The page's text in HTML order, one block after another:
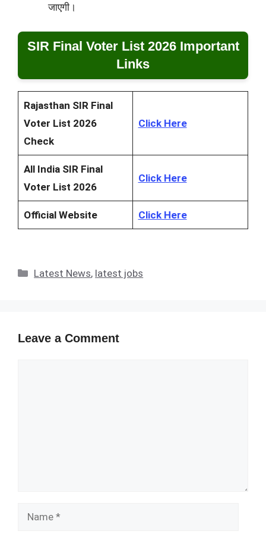
जाएगी।
SIR Final Voter List 2026 Important
Links
Rajasthan SIR Final
Voter List 2026
Check
Click Here
All India SIR Final
Voter List 2026
Click Here
Official Website Click Here
Categories
Latest News, latest jobs
Leave a Comment
Name